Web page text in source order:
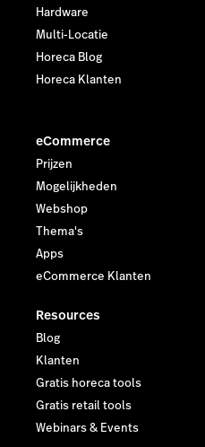
Hardware
Multi-Locatie
Horeca Blog
Horeca Klanten
eCommerce
Prijzen
Mogelijkheden
Webshop
Thema's
Apps
eCommerce Klanten
Resources
Blog
Klanten
Gratis horeca tools
Gratis retail tools
Webinars & Events